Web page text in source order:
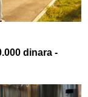
dinara -